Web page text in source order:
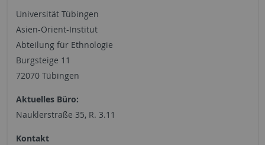
Universität Tübingen
Asien-Orient-Institut
Abteilung für Ethnologie
Burgsteige 11
72070 Tübingen
Aktuelles Büro:
Nauklerstraße 35, R. 3.11
Kontakt